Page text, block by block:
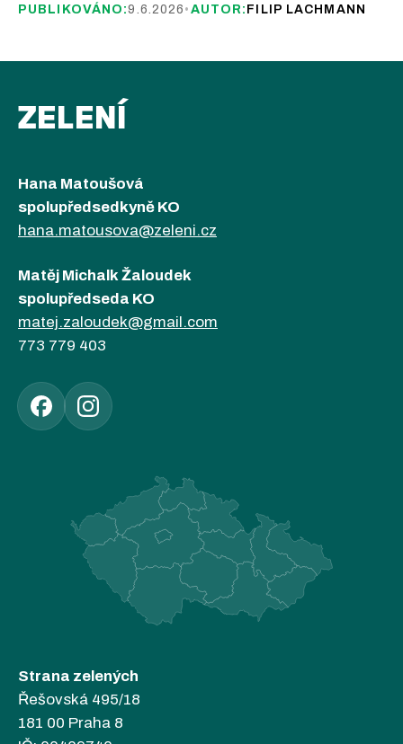
PUBLIKOVÁNO:9.6.2026 • AUTOR: FILIP LACHMANN
ZELENÍ
Hana Matoušová
spolupředsedkyně KO
hana.matousova@zeleni.cz
Matěj Michalk Žaloudek
spolupředseda KO
matej.zaloudek@gmail.com
773 779 403
Strana zelených
Řešovská 495/18
181 00 Praha 8